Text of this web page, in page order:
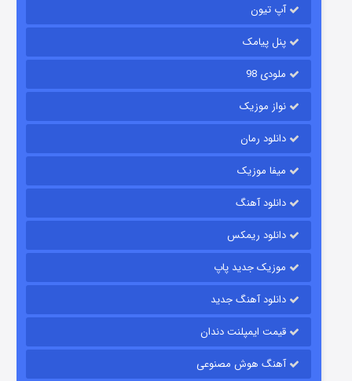
قسمت
آپ تیون
پنل پیامک
ملودی 98
نواز موزیک
دانلود رمان
میفا موزیک
دانلود آهنگ
دانلود ریمکس
موزیک جدید پاپ
دانلود آهنگ جدید
قیمت ایمپلنت دندان
آهنگ هوش مصنوعی